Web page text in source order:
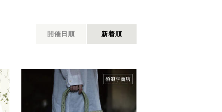
開催日順 新着順